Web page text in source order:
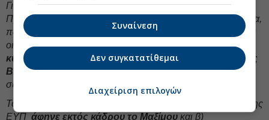
Για τις επιλεκτικές ευαισθησίες της κυβέρνησης και του
Προέδρου της Βουλής, δεν χρειάζεται κανένα αντεπιχείρημα,
παρά μόνο τα δημοσιεύματα του 2022 όπου καταγράφονται
οι διαρροές των καταθέσεων στην Επιτροπή Θεσμών του
κυρίου Κοντολέοντος, του κυρίου Δραβίλλα, της κυρίας
Βλάχου και του κυρίου Ρουμπάτησε αλλεπάλληλες
συνεδριάσεις για τις υποκλοπές.
Τότε οι διαρροές ήταν θεμιτές αφού α) ο πρώην διοικητής της
ΕΥΠ άφηνε εκτός κάδρου το Μαξίμου και β)
Συναίνεση
Δεν συγκατατίθεμαι
Διαχείριση επιλογών